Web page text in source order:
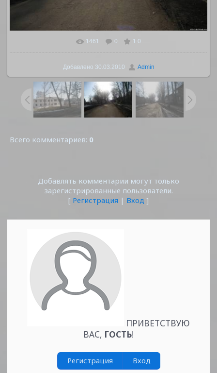
В реальном размере 1600x1200
1461 0 1.0
Добавлено 30.03.2010 Admin
Всего комментариев: 0
Добавлять комментарии могут только
зарегистрированные пользователи.
[ Регистрация | Вход ]
ПРИВЕТСТВУЮ
ВАС, ГОСТЬ!
Регистрация Вход